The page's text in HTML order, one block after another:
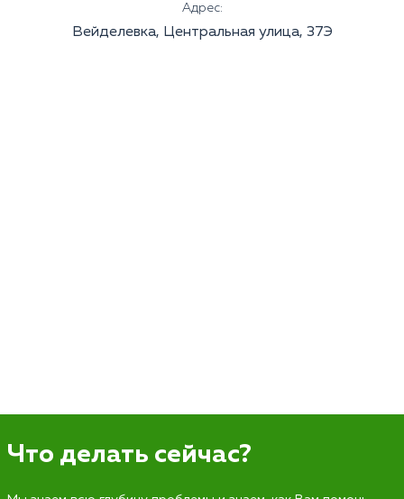
Адрес:
Вейделевка, Центральная улица, 37Э
Что делать сейчас?